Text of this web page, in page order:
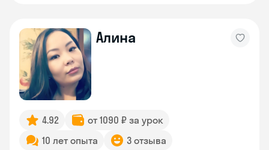
Алина
4.92
от 1090 ₽ за урок
10 лет опыта
3 отзыва